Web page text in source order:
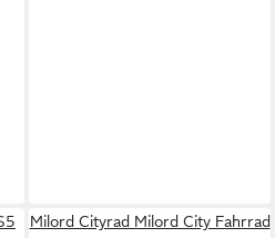
Milord Cityrad Milord City Fahrrad